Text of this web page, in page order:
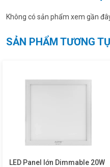
Không có sản phẩm xem gần
SẢN PHẨM TƯƠNG
LED Panel lớn Dimmable 20W